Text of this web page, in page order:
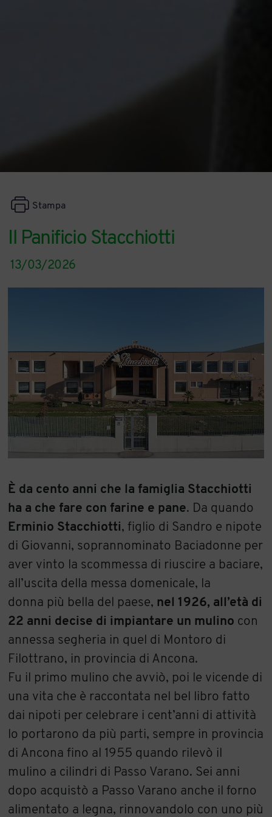
Il Panificio Stacchiotti
Stampa
13/03/2026
È da cento anni che la famiglia Stacchiotti
ha a che fare con farine e pane. Da quando
Erminio Stacchiotti, figlio di Sandro e nipote
di Giovanni, soprannominato Baciadonne per
aver vinto la scommessa di riuscire a baciare,
all’uscita della messa domenicale, la
donna più bella del paese, nel 1926, all’età di
22 anni decise di impiantare un mulino con
annessa segheria in quel di Montoro di
Filottrano, in provincia di Ancona.
Fu il primo mulino che avviò, poi le vicende di
una vita che è raccontata nel bel libro fatto
dai nipoti per celebrare i cent’anni di attività
lo portarono da più parti, sempre in provincia
di Ancona fino al 1955 quando rilevò il
mulino a cilindri di Passo Varano. Sei anni
dopo acquistò a Passo Varano anche il forno
alimentato a legna, rinnovandolo con uno più